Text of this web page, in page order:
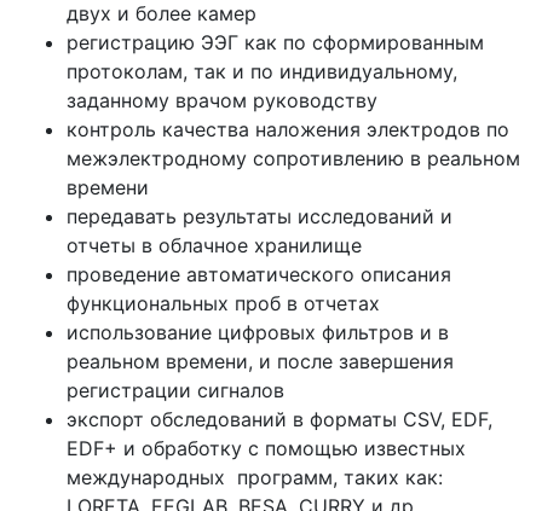
двух и более камер
регистрацию ЭЭГ как по сформированным
протоколам, так и по индивидуальному,
заданному врачом руководству
контроль качества наложения электродов по
межэлектродному сопротивлению в реальном
времени
передавать результаты исследований и
отчеты в облачное хранилище
проведение автоматического описания
функциональных проб в отчетах
использование цифровых фильтров и в
реальном времени, и после завершения
регистрации сигналов
экспорт обследований в форматы CSV, EDF,
EDF+ и обработку с помощью известных
международных программ, таких как: